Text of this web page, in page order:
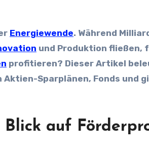
Energiewende. Während
und Produktion fließen,
profitieren? Dieser Artikel
Sparplänen, Fonds und
Blick auf